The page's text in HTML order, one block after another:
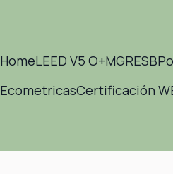
HomeLEED V5 O+MGRESB
EcometricasCertificación